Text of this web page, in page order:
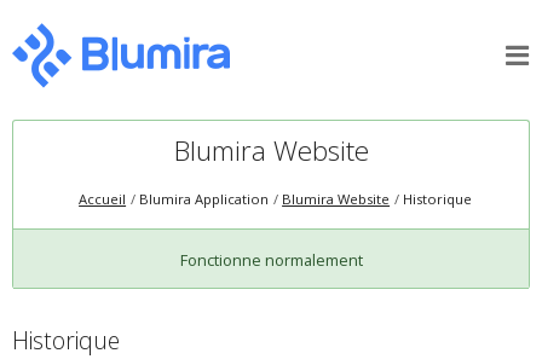
Blumira Website
Accueil Blumira Application Blumira Website Historique
Fonctionne normalement
Historique